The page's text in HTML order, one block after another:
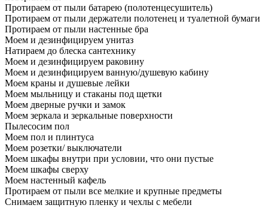
Протираем от пыли батарею (полотенцесушитель)
Протираем от пыли держатели полотенец и туалетной бумаги
Протираем от пыли настенные бра
Моем и дезинфицируем унитаз
Натираем до блеска сантехнику
Моем и дезинфицируем раковину
Моем и дезинфицируем ванную/душевую кабину
Моем краны и душевые лейки
Моем мыльницу и стаканы под щетки
Моем дверные ручки и замок
Моем зеркала и зеркальные поверхности
Пылесосим пол
Моем пол и плинтуса
Моем розетки/ выключатели
Моем шкафы внутри при условии, что они пустые
Моем шкафы сверху
Моем настенный кафель
Протираем от пыли все мелкие и крупные предметы
Снимаем защитную пленку и чехлы с мебели